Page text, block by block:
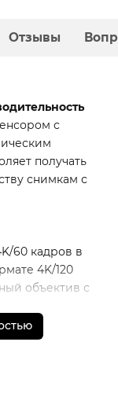
Отзывы
с
получать
снимкам с
60 кадров в
4K/120
объектив с
подходит